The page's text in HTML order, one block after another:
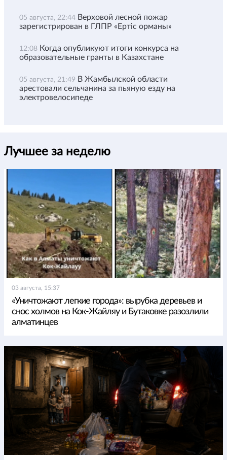
05 августа, 22:44 Верховой лесной пожар
зарегистрирован в ГЛПР «Ертіс орманы»
12:08 Когда опубликуют итоги конкурса на
образовательные гранты в Казахстане
05 августа, 21:49 В Жамбылской области
арестовали сельчанина за пьяную езду на
электровелосипеде
Лучшее за неделю
03 августа, 15:37
«Уничтожают легкие города»: вырубка деревьев и
снос холмов на Кок-Жайляу и Бутаковке разозлили
алматинцев